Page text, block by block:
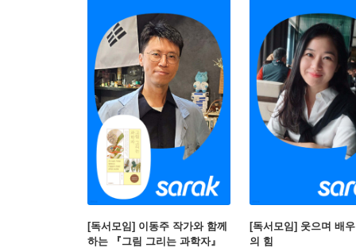
[독서모임] 이동주 작가와 함께
하는 『그림 그리는 과학자』
[독서모임] 웃으며 배
의 힘